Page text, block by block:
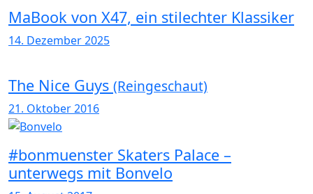
MaBook von X47, ein stilechter Klassiker
14. Dezember 2025
The Nice Guys (Reingeschaut)
21. Oktober 2016
#bonmuenster Skaters Palace –
unterwegs mit Bonvelo